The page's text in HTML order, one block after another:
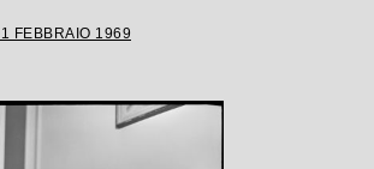
FEBBRAIO 1969